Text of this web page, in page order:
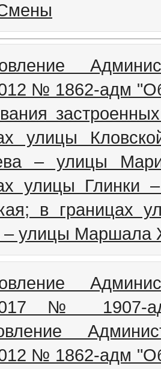
№ 1862-адм
улицы
– улицы
улицы
в границах
– улицы Маршала
№ 1907-
№ 1862-адм